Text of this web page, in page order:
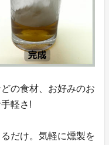
の食材、お好みのお
軽さ!
だけ。気軽に燻製を